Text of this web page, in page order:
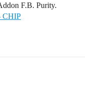
F.B. Purity.
CHIP